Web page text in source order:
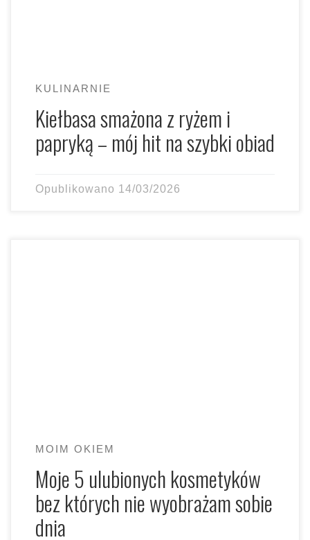
KULINARNIE
Kiełbasa smażona z ryżem i
papryką – mój hit na szybki obiad
Opublikowano 14/03/2026
MOIM OKIEM
Moje 5 ulubionych kosmetyków
bez których nie wyobrażam sobie
dnia